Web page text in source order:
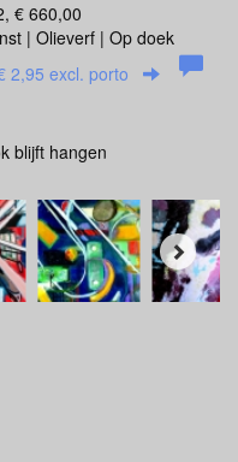
€ 660,00
| Olieverf | Op doek
2,95 excl. porto
blijft hangen